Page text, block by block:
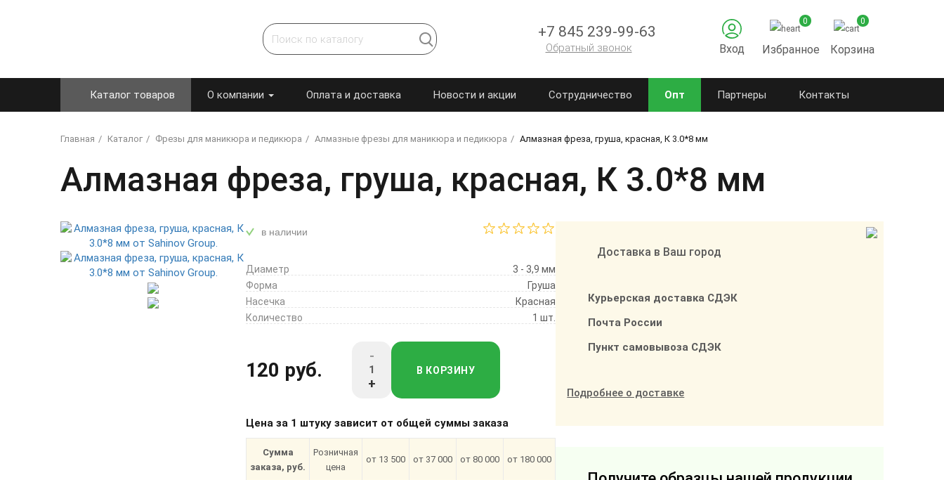
+7 845 239-99-63
Обратный звонок Вход
0
Избранное
0
Корзина
Каталог товаров О компании Оплата и доставка Новости и акции Сотрудничество Опт Партнеры Контакты
Главная Каталог Фрезы для маникюра и педикюра Алмазные фрезы для маникюра и педикюра Алмазная фреза, груша, красная, К 3.0*8 мм
Алмазная фреза, груша, красная, К 3.0*8 мм
в наличии
Диаметр
3 - 3,9 мм
Форма
Груша
Насечка
Красная
Количество
1 шт.
120 руб.
-
+
В КОРЗИНУ
Цена за 1 штуку зависит от общей суммы заказа
Сумма
заказа, руб.
Розничная
цена
от 13 500 от 37 000 от 80 000 от 180 000
Доставка в Ваш город
Курьерская доставка СДЭК
Почта России
Пункт самовывоза СДЭК
Подробнее о доставке